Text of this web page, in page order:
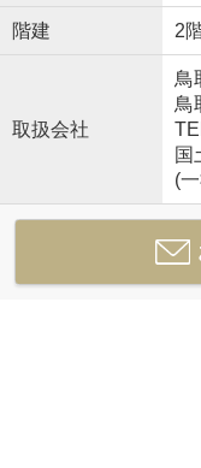
階建 2
取扱会社
鳥
鳥
国
(